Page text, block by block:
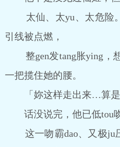
太仙、太yu、太危险。
引线被点燃，
整gen发tang胀ying，想
一把揽住她的腰。
「妳这样走出来…算是
话没说完，他已低tou吻
这一吻霸dao、又极ju